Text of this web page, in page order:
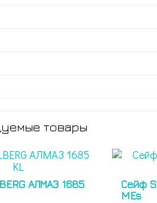
товары
АЛМАЗ 1685
Сейф
MEs